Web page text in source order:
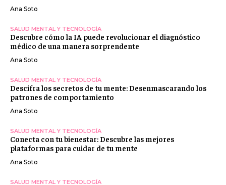
Ana Soto
SALUD MENTAL Y TECNOLOGÍA
Descubre cómo la IA puede revolucionar el diagnóstico
médico de una manera sorprendente
Ana Soto
SALUD MENTAL Y TECNOLOGÍA
Descifra los secretos de tu mente: Desenmascarando los
patrones de comportamiento
Ana Soto
SALUD MENTAL Y TECNOLOGÍA
Conecta con tu bienestar: Descubre las mejores
plataformas para cuidar de tu mente
Ana Soto
SALUD MENTAL Y TECNOLOGÍA